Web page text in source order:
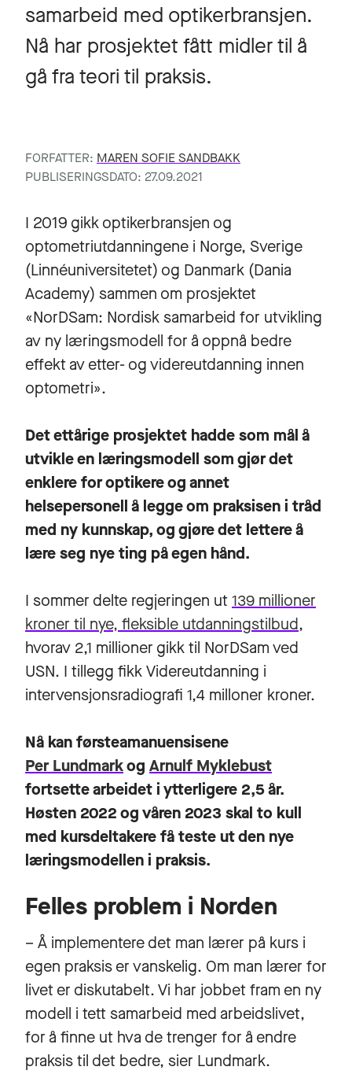
samarbeid med optikerbransjen.
Nå har prosjektet fått midler til å
gå fra teori til praksis.
FORFATTER: MAREN SOFIE SANDBAKK
PUBLISERINGSDATO: 27.09.2021
I 2019 gikk optikerbransjen og
optometriutdanningene i Norge, Sverige
(Linnéuniversitetet) og Danmark (Dania
Academy) sammen om prosjektet
«NorDSam: Nordisk samarbeid for utvikling
av ny læringsmodell for å oppnå bedre
effekt av etter- og videreutdanning innen
optometri».
Det ettårige prosjektet hadde som mål å
utvikle en læringsmodell som gjør det
enklere for optikere og annet
helsepersonell å legge om praksisen i tråd
med ny kunnskap, og gjøre det lettere å
lære seg nye ting på egen hånd.
I sommer delte regjeringen ut139 millioner
kroner til nye, fleksible utdanningstilbud,
hvorav 2,1 millioner gikk til NorDSam ved
USN. I tillegg fikk Videreutdanning i
intervensjonsradiografi 1,4 milloner kroner.
Nå kan førsteamanuensisene
Per Lundmarkog Arnulf Myklebust
fortsette arbeidet i ytterligere 2,5 år.
Høsten 2022 og våren 2023 skal to kull
med kursdeltakere få teste ut den nye
læringsmodellen i praksis.
Felles problem i Norden
– Å implementere det man lærer på kurs i
egen praksis er vanskelig. Om man lærer for
livet er diskutabelt. Vi har jobbet fram en ny
modell i tett samarbeid med arbeidslivet,
for å finne ut hva de trenger for å endre
praksis til det bedre, sier Lundmark.